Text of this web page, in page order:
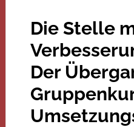
Die Stelle
Der